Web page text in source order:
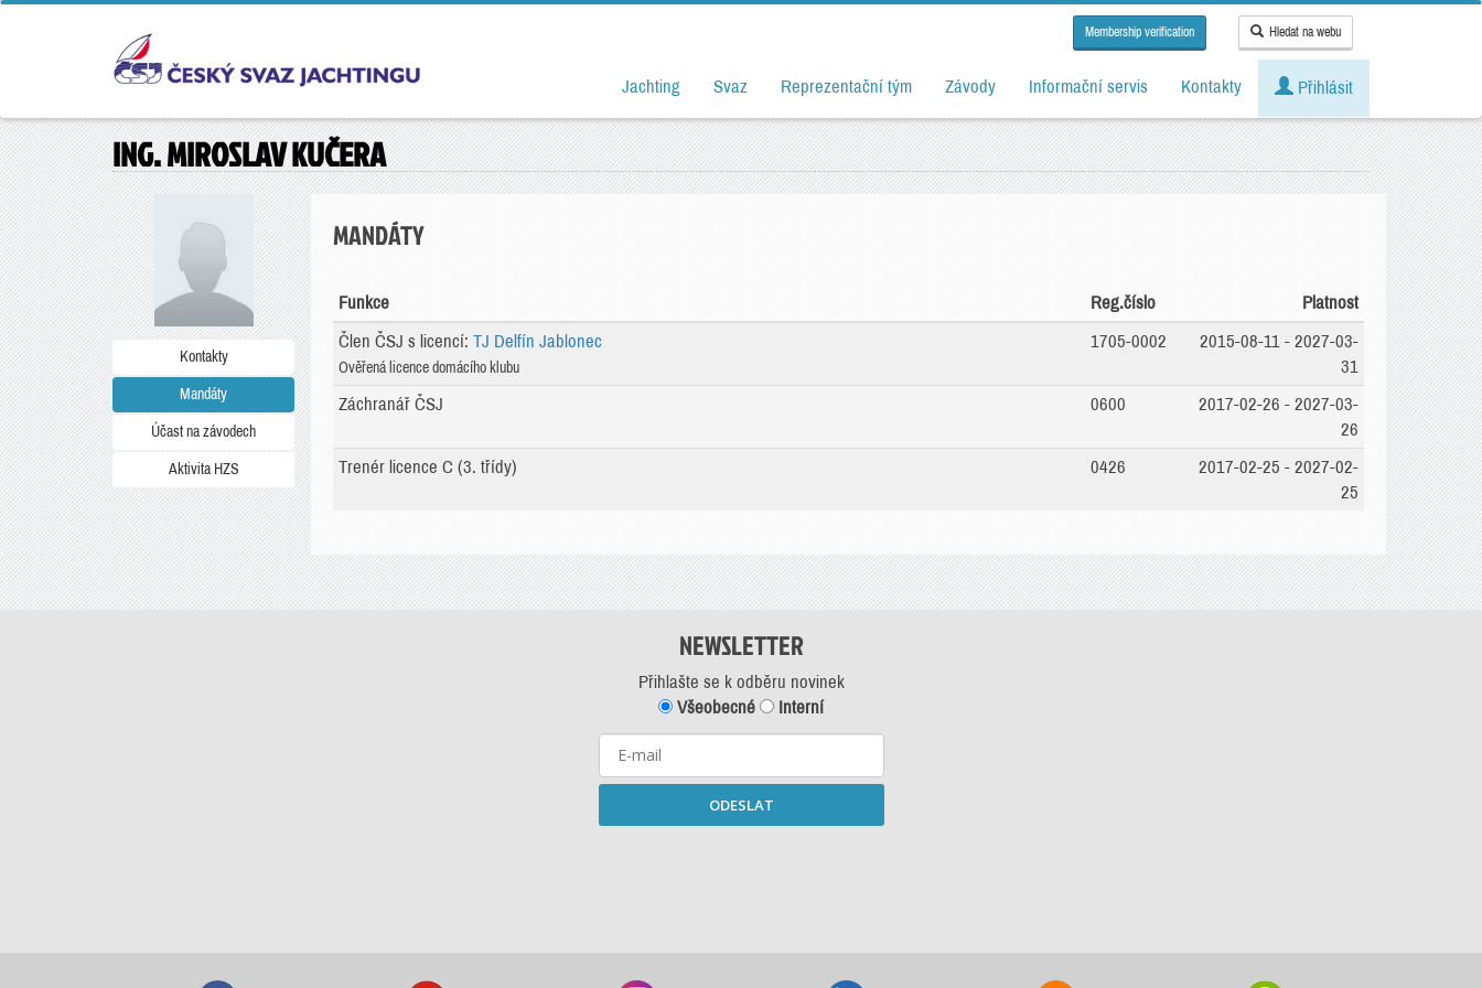
Membership verification Hledat na webu
Jachting Svaz Reprezentační tým Závody Informační servis Kontakty Přihlásit
ING. MIROSLAV KUČERA
Kontakty
Mandáty
Účast na závodech
Aktivita HZS
MANDÁTY
Funkce Reg.číslo Platnost
Člen ČSJ s licencí: TJ Delfín Jablonec
Ověřená licence domácího klubu
1705-0002
2015-08-11 - 2027-03-
31
Záchranář ČSJ
0600
2017-02-26 - 2027-03-
26
Trenér licence C (3. třídy)
0426
2017-02-25 - 2027-02-
25
NEWSLETTER
Přihlašte se k odběru novinek
Všeobecné
Interní
ODESLAT